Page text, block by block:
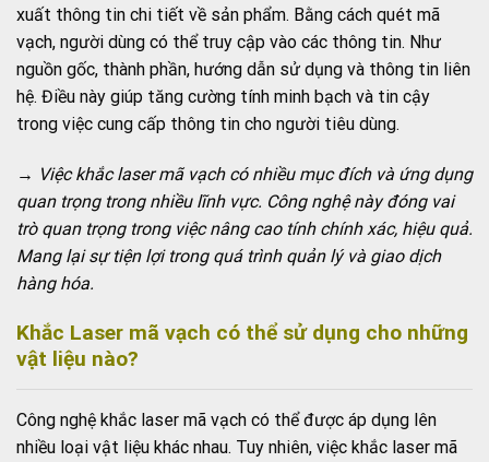
xuất thông tin chi tiết về sản phẩm. Bằng cách quét mã
vạch, người dùng có thể truy cập vào các thông tin. Như
nguồn gốc, thành phần, hướng dẫn sử dụng và thông tin liên
hệ. Điều này giúp tăng cường tính minh bạch và tin cậy
trong việc cung cấp thông tin cho người tiêu dùng.
→ Việc khắc laser mã vạch có nhiều mục đích và ứng dụng
quan trọng trong nhiều lĩnh vực. Công nghệ này đóng vai
trò quan trọng trong việc nâng cao tính chính xác, hiệu quả.
Mang lại sự tiện lợi trong quá trình quản lý và giao dịch
hàng hóa.
Khắc Laser mã vạch có thể sử dụng cho những
vật liệu nào?
Công nghệ khắc laser mã vạch có thể được áp dụng lên
nhiều loại vật liệu khác nhau. Tuy nhiên, việc khắc laser mã